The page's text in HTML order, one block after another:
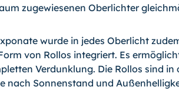
zugewiesenen Oberlichter
wurde in jedes Oberlicht
von Rollos integriert. Es
Verdunklung. Die Rollos sind
nach Sonnenstand und